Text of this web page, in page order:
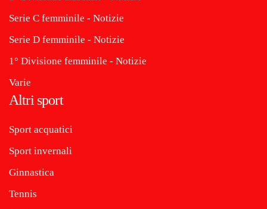
Serie C femminile - Notizie
Serie D femminile - Notizie
1° Divisione femminile - Notizie
Varie
Altri sport
Sport acquatici
Sport invernali
Ginnastica
Tennis